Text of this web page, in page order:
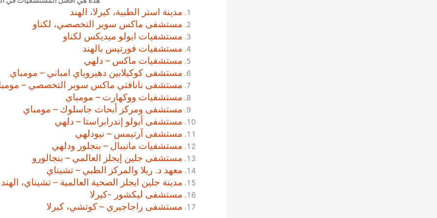
مدينة استر الطبية، كيرلا، الهند
مستشفى ماكس سوبر التخصصي، لكناو
مستشفيات ابولو ميديكس لكناو
مستشفيات فورتيس بالهند
مستشفيات ماكس – دلهي
مستشفى كوكيلابين دهيروباي امباني – مومباي
مستشفى نانافتي ماكس سوبر التخصصي –
مستشفيات ووكهارت – مومباي
مستشفى ومركز أبحاث جاسلوك – مومباي
مستشفى أبولو إندرابراستا – دلهي
مستشفى آرتيمس – نيودلهي
مستشفيات مانيبال – بنجلور ودلهي
مستشفى جلين إيجلز العالمي – بنجالورو
معهد د. ريلا والمركز الطبي – تشيناي
مدينة جلين ايجلز الصحية العالمية – تشيناي، الهند
مستشفى ليكشور -كيرلا
مستشفى راجاجيري – كوتشي، كيرلا